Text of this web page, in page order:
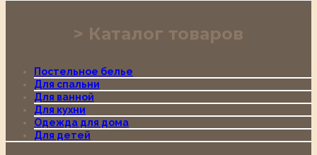
Каталог товаров
Постельное белье
Для спальни
Для ванной
Для кухни
Одежда для дома
Для детей